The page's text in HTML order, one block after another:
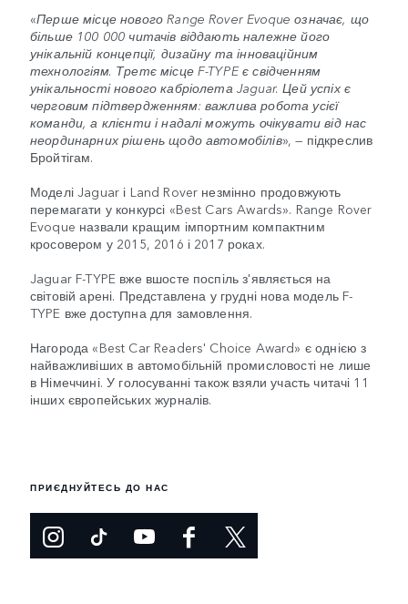
«Перше місце нового Range Rover Evoque означає, що
більше 100 000 читачів віддають належне його
унікальній концепції, дизайну та інноваційним
технологіям. Третє місце F-TYPE є свідченням
унікальності нового кабріолета Jaguar. Цей успіх є
черговим підтвердженням: важлива робота усієї
команди, а клієнти і надалі можуть очікувати від нас
неординарних рішень щодо автомобілів», — підкреслив
Бройтігам.
Моделі Jaguar і Land Rover незмінно продовжують
перемагати у конкурсі «Best Cars Awards». Range Rover
Evoque назвали кращим імпортним компактним
кросовером у 2015, 2016 і 2017 роках.
Jaguar F-TYPE вже вшосте поспіль з'являється на
світовій арені. Представлена у грудні нова модель F-
TYPE вже доступна для замовлення.
Нагорода «Best Car Readers' Choice Award» є однією з
найважливіших в автомобільній промисловості не лише
в Німеччині. У голосуванні також взяли участь читачі 11
інших європейських журналів.
ПРИЄДНУЙТЕСЬ ДО НАС